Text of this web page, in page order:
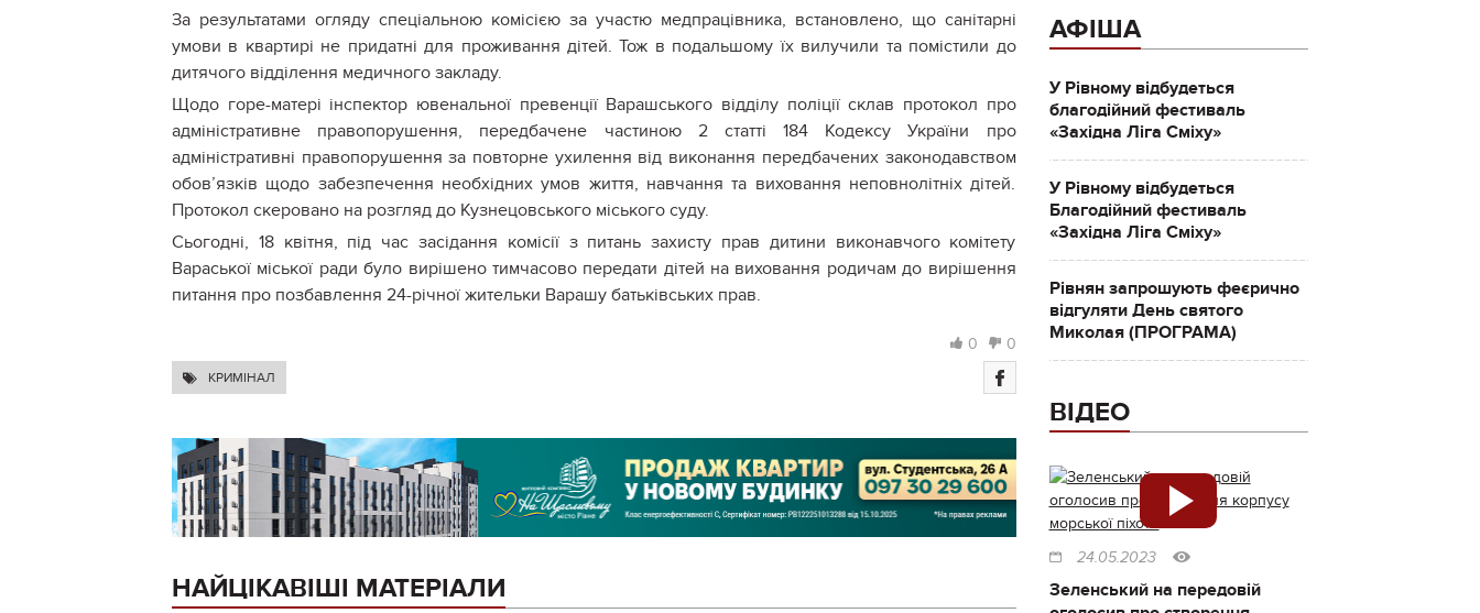
За результатами огляду спеціальною комісією за участю медпрацівника, встановлено, що санітарні
умови в квартирі не придатні для проживання дітей. Тож в подальшому їх вилучили та помістили до
дитячого відділення медичного закладу.
Щодо горе-матері інспектор ювенальної превенції Варашського відділу поліції склав протокол про
адміністративне правопорушення, передбачене частиною 2 статті 184 Кодексу України про
адміністративні правопорушення за повторне ухилення від виконання передбачених законодавством
обов’язків щодо забезпечення необхідних умов життя, навчання та виховання неповнолітніх дітей.
Протокол скеровано на розгляд до Кузнецовського міського суду.
Сьогодні, 18 квітня, під час засідання комісії з питань захисту прав дитини виконавчого комітету
Вараської міської ради було вирішено тимчасово передати дітей на виховання родичам до вирішення
питання про позбавлення 24-річної жительки Варашу батьківських прав.
0 0
КРИМІНАЛ
НАЙЦІКАВІШІ МАТЕРІАЛИ
АФІША
У Рівному відбудеться
благодійний фестиваль
«Західна Ліга Сміху»
У Рівному відбудеться
Благодійний фестиваль
«Західна Ліга Сміху»
Рівнян запрошують феєрично
відгуляти День святого
Миколая (ПРОГРАМА)
ВІДЕО
24.05.2023
Зеленський на передовій